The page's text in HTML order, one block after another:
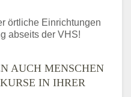
örtliche Einrichtungen
abseits der VHS!
AUCH MENSCHEN
IN IHRER